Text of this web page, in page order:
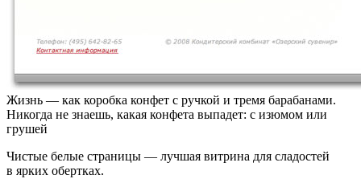
Жизнь — как коробка конфет с ручкой и тремя барабанами.
Никогда не знаешь, какая конфета выпадет: с изюмом или
грушей
Чистые белые страницы — лучшая витрина для сладостей
в ярких обертках.